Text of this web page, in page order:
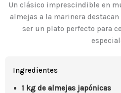
Un clásico imprescindible en
almejas a la marinera
ser un plato perfecto para
Ingredientes
1 kg de almejas japónicas